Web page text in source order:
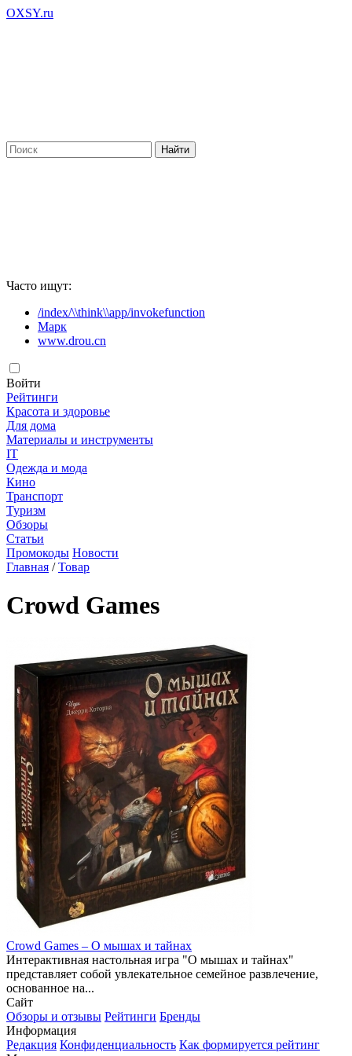
OXSY.ru
Часто ищут:
/index/\\think\\app/invokefunction
Марк
www.drou.cn
Войти
Рейтинги
Красота и здоровье
Для дома
Материалы и инструменты
IT
Одежда и мода
Кино
Транспорт
Туризм
Обзоры
Статьи
Промокоды Новости
Главная /Товар
Crowd Games
Crowd Games – О мышах и тайнах
Интерактивная настольная игра "О мышах и тайнах"
представляет собой увлекательное семейное развлечение,
основанное на...
Сайт
Обзоры и отзывы Рейтинги Бренды
Информация
Редакция Конфиденциальность Как формируется рейтинг